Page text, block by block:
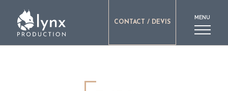
MENU
CONTACT / DEVIS